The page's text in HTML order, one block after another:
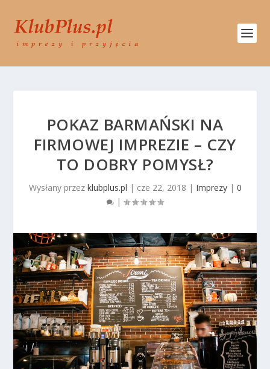
POKAZ BARMAŃSKI NA
FIRMOWEJ IMPREZIE – CZY
TO DOBRY POMYSŁ?
Wysłany przez klubplus.pl | cze 22, 2018 | Imprezy| 0
|